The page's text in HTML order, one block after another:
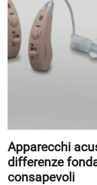
Apparecchi
differenze
consapevoli